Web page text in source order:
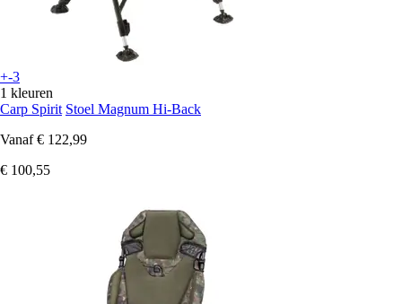
+-3
1 kleuren
Carp Spirit Stoel Magnum Hi-Back
Vanaf € 122,99
€ 100,55